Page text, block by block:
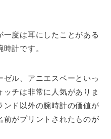
度は耳にしたことがある
計です。
ル、アニエスベーといっ
チは非常に人気がありま
ンド以外の腕時計の価値が
前がプリントされたものが